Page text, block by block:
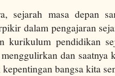
sejarah masa depan
dalam pengajaran
kurikulum pendidikan
dan saatnya
bangsa kita